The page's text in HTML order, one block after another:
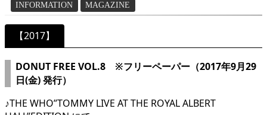
INFORMATION MAGAZINE
【2017】
DONUT FREE VOL.8 ※フリーペーパー（2017年9月29
日(金) 発行）
♪THE WHO”TOMMY LIVE AT THE ROYAL ALBERT